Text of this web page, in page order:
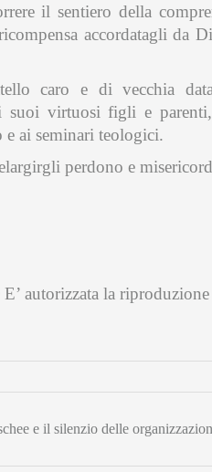
il sentiero della
accordatagli da
caro e di vecchia
suoi virtuosi figli e
e ai seminari teologici.
perdono e
autorizzata la
e il silenzio delle